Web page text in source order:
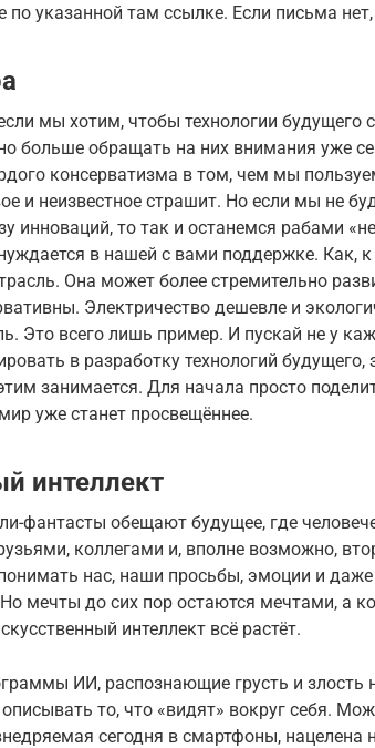
по указанной там ссылке. Если письма
мы хотим, чтобы технологии будущего
больше обращать на них внимания уже
консерватизма в том, чем мы
и неизвестное страшит. Но если мы не
инноваций, то так и останемся рабами
в нашей с вами поддержке. Как,
Она может более стремительно
Электричество дешевле и
Это всего лишь пример. И пускай не у
в разработку технологий
занимается. Для начала просто
уже станет просвещённее.
интеллект
фантасты обещают будущее, где
коллегами и, вполне возможно,
нас, наши просьбы, эмоции и
мечты до сих пор остаются мечтами, а
интеллект всё растёт.
ИИ, распознающие грусть и злость
то, что «видят» вокруг себя.
сегодня в смартфоны, нацелена